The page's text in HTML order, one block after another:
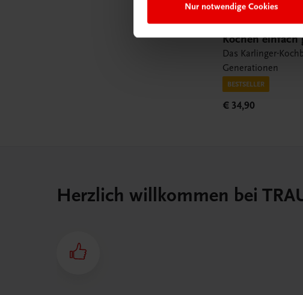
Nur notwendige Cookies
Gastronomie
Kochen einfach
Das Karlinger-
Generationen
BESTSELLER
€ 34,90
Herzlich willkommen bei